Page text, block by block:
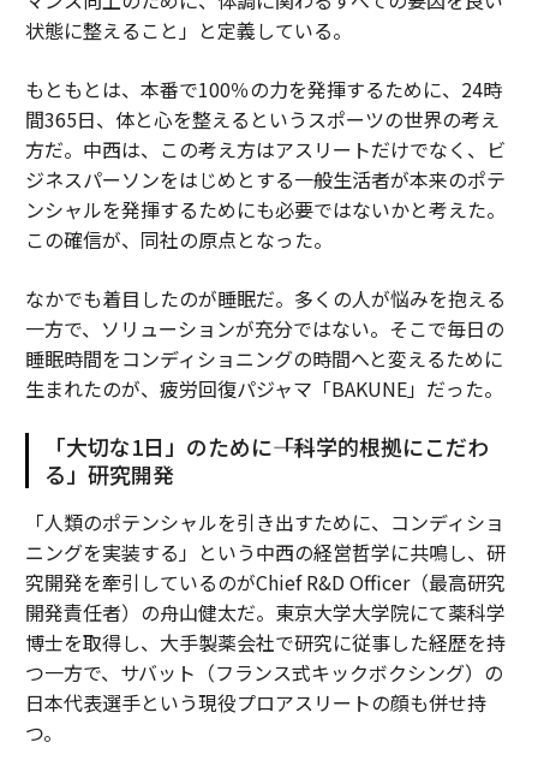
状態に整えること」と定義している。
もともとは、本番で100％の力を発揮するために、24時
間365日、体と心を整えるというスポーツの世界の考え
方だ。中西は、この考え方はアスリートだけでなく、ビ
ジネスパーソンをはじめとする一般生活者が本来のポテ
ンシャルを発揮するためにも必要ではないかと考えた。
この確信が、同社の原点となった。
なかでも着目したのが睡眠だ。多くの人が悩みを抱える
一方で、ソリューションが充分ではない。そこで毎日の
睡眠時間をコンディショニングの時間へと変えるために
生まれたのが、疲労回復パジャマ「BAKUNE」だった。
「大切な1日」のために――「科学的根拠にこだわ
る」研究開発
「人類のポテンシャルを引き出すために、コンディショ
ニングを実装する」という中西の経営哲学に共鳴し、研
究開発を牽引しているのがChief R&D Officer（最高研究
開発責任者）の舟山健太だ。東京大学大学院にて薬科学
博士を取得し、大手製薬会社で研究に従事した経歴を持
つ一方で、サバット（フランス式キックボクシング）の
日本代表選手という現役プロアスリートの顔も併せ持
つ。